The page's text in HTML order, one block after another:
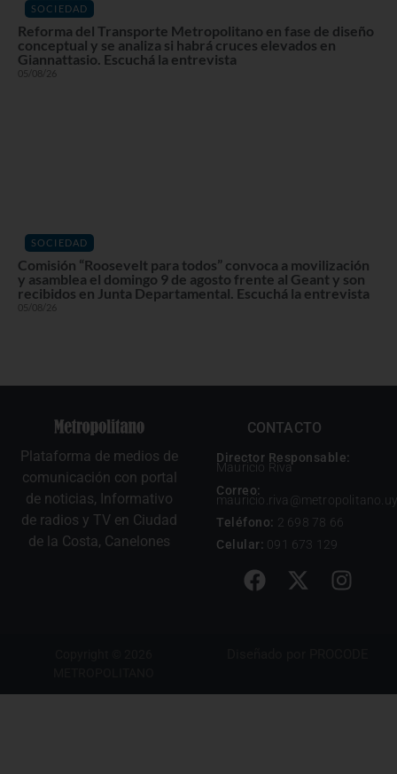
SOCIEDAD
Reforma del Transporte Metropolitano en fase de diseño
conceptual y se analiza si habrá cruces elevados en
Giannattasio. Escuchá la entrevista
05/08/26
SOCIEDAD
Comisión “Roosevelt para todos” convoca a movilización
y asamblea el domingo 9 de agosto frente al Geant y son
recibidos en Junta Departamental. Escuchá la entrevista
05/08/26
Plataforma de medios de
comunicación con portal
de noticias, Informativo
de radios y TV en Ciudad
de la Costa, Canelones
CONTACTO
Director Responsable:
Mauricio Riva
Correo:
mauricio.riva@metropolitano.uy
Teléfono: 2 698 78 66
Celular: 091 673 129